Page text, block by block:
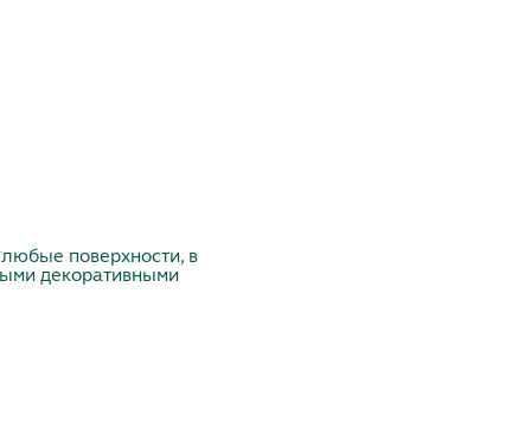
поверхности, в
декоративными